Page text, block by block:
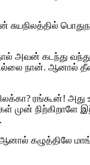
அவன் கடந்து
நான். ஆனால்
ரங்கூன்!
நிற்கிறாளே